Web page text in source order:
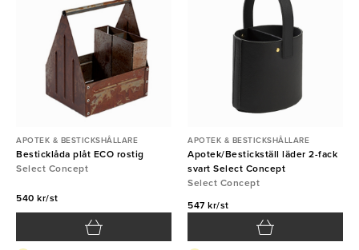
APOTEK & BESTICKSHÅLLARE
Besticklåda plåt ECO rostig
Select Concept
540 kr/st
APOTEK & BESTICKSHÅLLARE
Apotek/Bestickställ läder 2-fack
svart Select Concept
Select Concept
547 kr/st